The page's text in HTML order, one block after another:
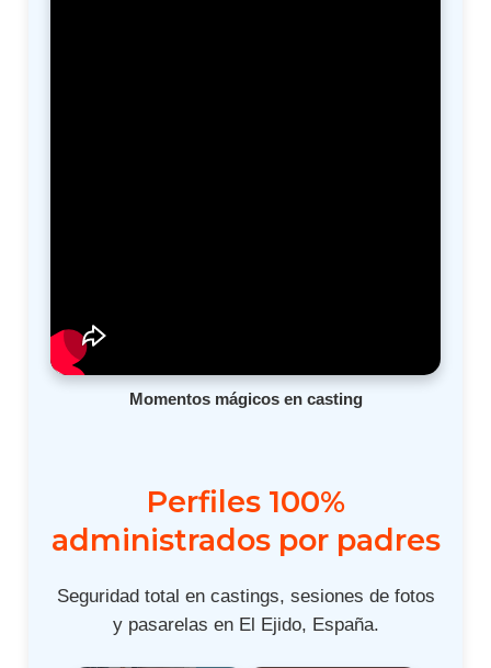
Momentos mágicos en casting
Perfiles 100%
administrados por padres
Seguridad total en castings, sesiones de fotos
y pasarelas en El Ejido, España.